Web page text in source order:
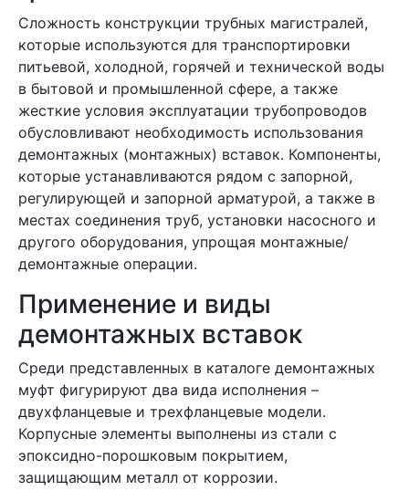
Сложность конструкции трубных магистралей,
которые используются для транспортировки
питьевой, холодной, горячей и технической воды
в бытовой и промышленной сфере, а также
жесткие условия эксплуатации трубопроводов
обусловливают необходимость использования
демонтажных (монтажных) вставок. Компоненты,
которые устанавливаются рядом с запорной,
регулирующей и запорной арматурой, а также в
местах соединения труб, установки насосного и
другого оборудования, упрощая монтажные/
демонтажные операции.
Применение и виды
демонтажных вставок
Среди представленных в каталоге демонтажных
муфт фигурируют два вида исполнения –
двухфланцевые и трехфланцевые модели.
Корпусные элементы выполнены из стали с
эпоксидно-порошковым покрытием,
защищающим металл от коррозии.